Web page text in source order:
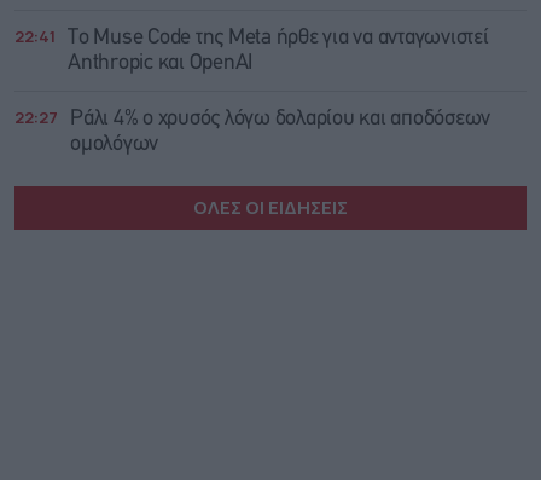
22:41
Το Muse Code της Meta ήρθε για να ανταγωνιστεί
Anthropic και OpenAI
22:27
Ράλι 4% ο χρυσός λόγω δολαρίου και αποδόσεων
ομολόγων
ΟΛΕΣ ΟΙ ΕΙΔΗΣΕΙΣ